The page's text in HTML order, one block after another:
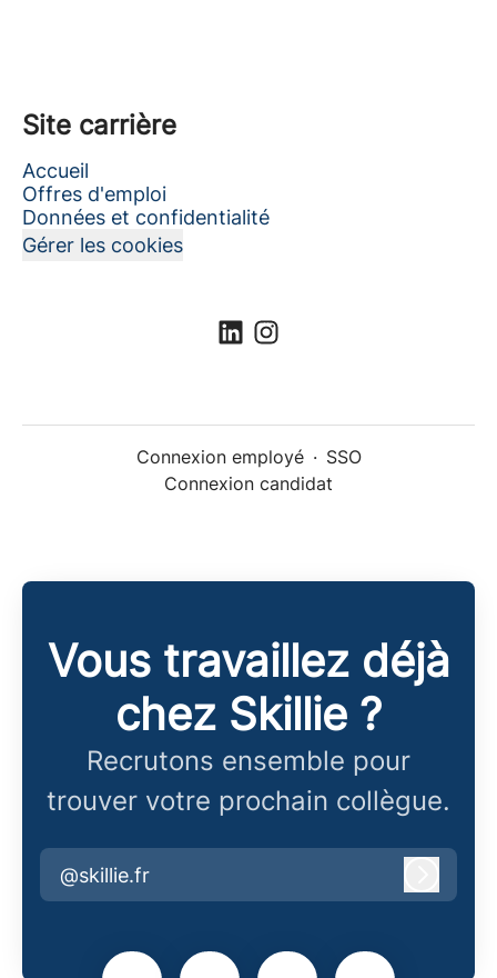
Site carrière
Accueil
Offres d'emploi
Données et confidentialité
Gérer les cookies
Connexion employé · SSO
Connexion candidat
Vous travaillez déjà
chez Skillie ?
Recrutons ensemble pour
trouver votre prochain collègue.
@skillie.fr